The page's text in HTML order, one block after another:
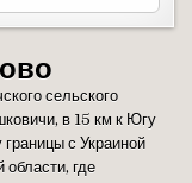
сельского
в 15 км к Югу
с Украиной
где